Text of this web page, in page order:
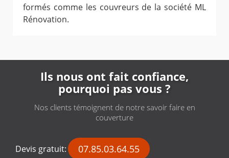
formés comme les couvreurs de la société ML
Rénovation.
Ils nous ont fait confiance,
pourquoi pas vous ?
Nos clients témoignent de notre savoir faire en
couverture
Devis gratuit: 07.85.03.64.55